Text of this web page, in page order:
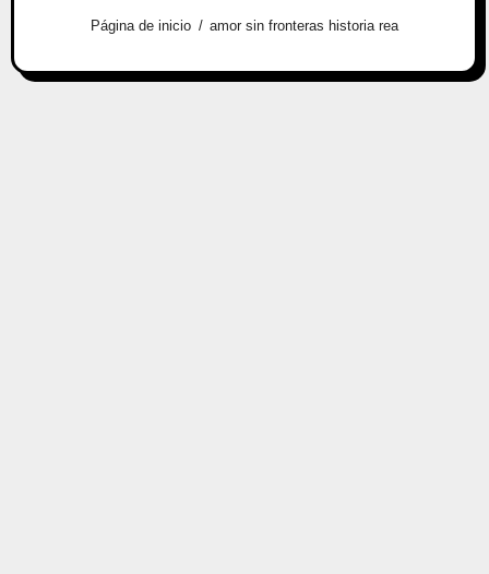
Página de inicio amor sin fronteras historia rea